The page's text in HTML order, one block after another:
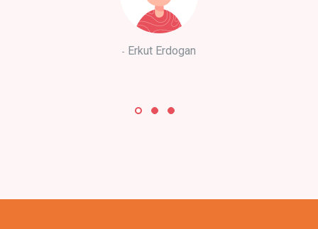
Erkut Erdogan